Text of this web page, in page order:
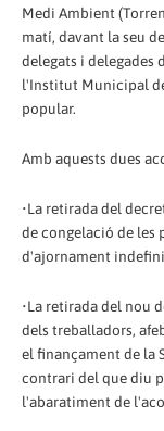
Medi Ambient
matí, davant la seu
delegats i delegades
l'Institut Municipal
popular.
Amb aquests dues
•La retirada del
de congelació de les
d'ajornament
•La retirada del nou
dels treballadors,
el finançament de la
contrari del que diu
l'abaratiment de